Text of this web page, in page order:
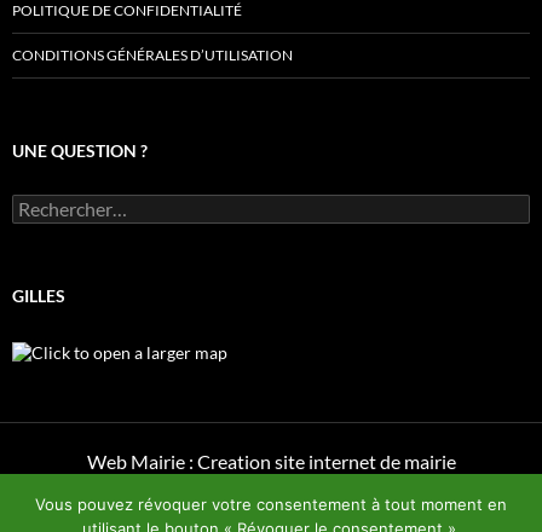
POLITIQUE DE CONFIDENTIALITÉ
CONDITIONS GÉNÉRALES D’UTILISATION
UNE QUESTION ?
Rechercher :
GILLES
Web Mairie : Creation site internet de mairie
Vous pouvez révoquer votre consentement à tout moment en